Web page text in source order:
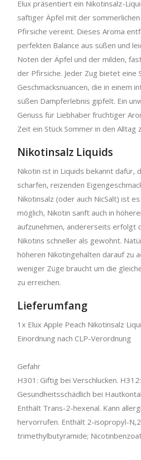
Elux präsentiert ein Nikotinsalz-
saftiger Äpfel mit der
Pfirsiche vereint. Dieses Aroma
perfekten Balance aus süßen und
Noten der Äpfel und der milden,
der Pfirsiche. Jeder Zug bietet eine
Geschmacksnuancen, die in einem
süßen Dampferlebnis gipfelt. Ein
Genuss für Liebhaber fruchtiger
Zeit ein Stück Sommer in den Alltag
Nikotinsalz Liquids
Nikotin ist in Liquids bekannt dafür,
scharfen, reizenden
Nikotinsalz (oder auch NicSalt) ist
möglich, Nikotin sanft auch in
aufzunehmen, andererseits erfolgt
Nikotins schneller als gewohnt.
höheren Nikotingehalten darauf zu
weniger Züge braucht um die
zu erreichen.
Lieferumfang
1x Elux Apple Peach Nikotinsalz
Einordnung nach CLP-Verordnung
Gefahr
H301: Giftig bei Verschlucken. H312:
Gesundheitsschädlich bei
Enthält Trans-2-hexenal. Kann
hervorrufen. Enthält 2-isopropyl-
trimethylbutyramide;